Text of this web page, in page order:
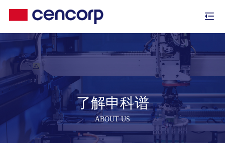
了解申科谱
ABOUT US